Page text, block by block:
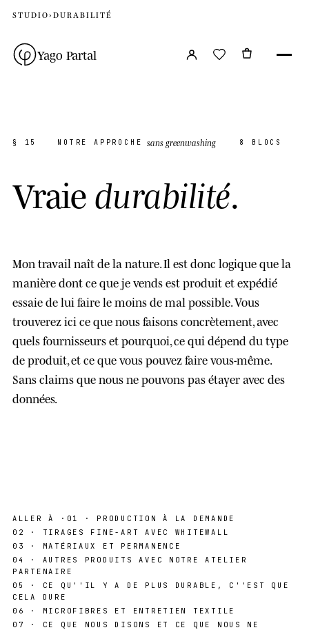
STUDIO› DURABILITÉ
Yago Partal
§ 15 NOTRE APPROCHE sans greenwashing 8 BLOCS
Vraie durabilité.
Mon travail naît de la nature. Il est donc logique que la
manière dont ce que je vends est produit et expédié
essaie de lui faire le moins de mal possible. Vous
trouverez ici ce que nous faisons concrètement, avec
quels fournisseurs et pourquoi, ce qui dépend du type
de produit, et ce que vous pouvez faire vous-même.
Sans claims que nous ne pouvons pas étayer avec des
données.
ALLER À · 01 · PRODUCTION À LA DEMANDE
02 · TIRAGES FINE-ART AVEC WHITEWALL
03 · MATÉRIAUX ET PERMANENCE
04 · AUTRES PRODUITS AVEC NOTRE ATELIER
PARTENAIRE
05 · CE QU''IL Y A DE PLUS DURABLE, C''EST QUE
CELA DURE
06 · MICROFIBRES ET ENTRETIEN TEXTILE
07 · CE QUE NOUS DISONS ET CE QUE NOUS NE